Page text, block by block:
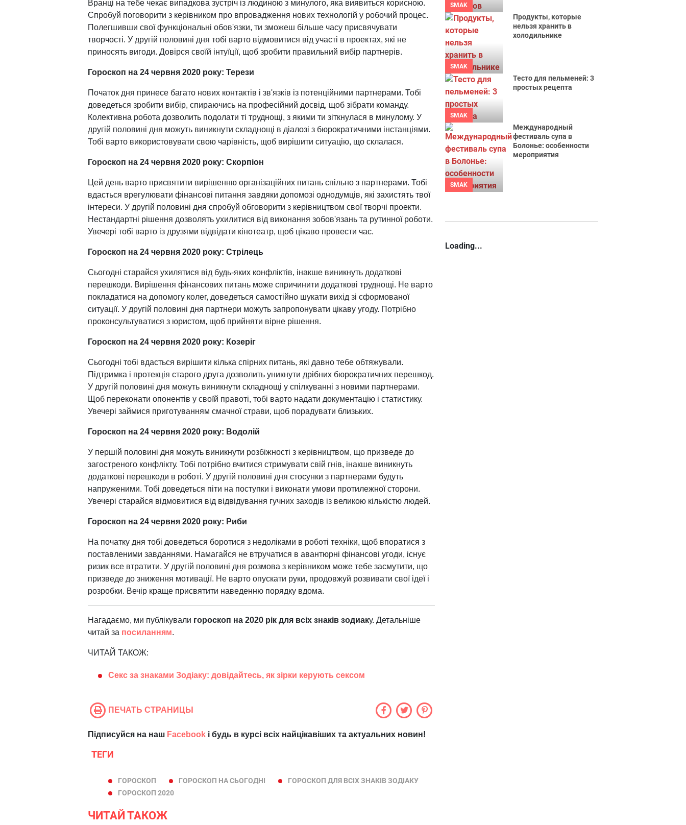
Вранці на тебе чекає випадкова зустріч із людиною з минулого, яка виявиться корисною.
Спробуй поговорити з керівником про впровадження нових технологій у робочий процес.
Полегшивши свої функціональні обов'язки, ти зможеш більше часу присвячувати
творчості. У другій половині дня тобі варто відмовитися від участі в проектах, які не
приносять вигоди. Довірся своїй інтуїції, щоб зробити правильний вибір партнерів.
Гороскоп на 24 червня 2020 року: Терези
Початок дня принесе багато нових контактів і зв'язків із потенційними партнерами. Тобі
доведеться зробити вибір, спираючись на професійний досвід, щоб зібрати команду.
Колективна робота дозволить подолати ті труднощі, з якими ти зіткнулася в минулому. У
другій половині дня можуть виникнути складнощі в діалозі з бюрократичними інстанціями.
Тобі варто використовувати свою чарівність, щоб вирішити ситуацію, що склалася.
Гороскоп на 24 червня 2020 року: Скорпіон
Цей день варто присвятити вирішенню організаційних питань спільно з партнерами. Тобі
вдасться врегулювати фінансові питання завдяки допомозі однодумців, які захистять твої
інтереси. У другій половині дня спробуй обговорити з керівництвом свої творчі проекти.
Нестандартні рішення дозволять ухилитися від виконання зобов'язань та рутинної роботи.
Увечері тобі варто із друзями відвідати кінотеатр, щоб цікаво провести час.
Гороскоп на 24 червня 2020 року: Стрілець
Сьогодні старайся ухилятися від будь-яких конфліктів, інакше виникнуть додаткові
перешкоди. Вирішення фінансових питань може спричинити додаткові труднощі. Не варто
покладатися на допомогу колег, доведеться самостійно шукати вихід зі сформованої
ситуації. У другій половині дня партнери можуть запропонувати цікаву угоду. Потрібно
проконсультуватися з юристом, щоб прийняти вірне рішення.
Гороскоп на 24 червня 2020 року: Козеріг
Сьогодні тобі вдасться вирішити кілька спірних питань, які давно тебе обтяжували.
Підтримка і протекція старого друга дозволить уникнути дрібних бюрократичних перешкод.
У другій половині дня можуть виникнути складнощі у спілкуванні з новими партнерами.
Щоб переконати опонентів у своїй правоті, тобі варто надати документацію і статистику.
Увечері займися приготуванням смачної страви, щоб порадувати близьких.
Гороскоп на 24 червня 2020 року: Водолій
У першій половині дня можуть виникнути розбіжності з керівництвом, що призведе до
загостреного конфлікту. Тобі потрібно вчитися стримувати свій гнів, інакше виникнуть
додаткові перешкоди в роботі. У другій половині дня стосунки з партнерами будуть
напруженими. Тобі доведеться піти на поступки і виконати умови протилежної сторони.
Увечері старайся відмовитися від відвідування гучних заходів із великою кількістю людей.
Гороскоп на 24 червня 2020 року: Риби
На початку дня тобі доведеться боротися з недоліками в роботі техніки, щоб впоратися з
поставленими завданнями. Намагайся не втручатися в авантюрні фінансові угоди, існує
ризик все втратити. У другій половині дня розмова з керівником може тебе засмутити, що
призведе до зниження мотивації. Не варто опускати руки, продовжуй розвивати свої ідеї і
розробки. Вечір краще присвятити наведенню порядку вдома.
Нагадаємо, ми публікували гороскоп на 2020 рік для всіх знаків зодиаку. Детальніше
читай за посиланням.
ЧИТАЙ ТАКОЖ:
Секс за знаками Зодіаку: довідайтесь, як зірки керують сексом
ПЕЧАТЬ СТРАНИЦЫ
Підписуйся на наш Facebook і будь в курсі всіх найцікавіших та актуальних новин!
ТЕГИ
ГОРОСКОП ГОРОСКОП НА СЬОГОДНІ
ГОРОСКОП ДЛЯ ВСІХ ЗНАКІВ ЗОДІАКУ
ГОРОСКОП 2020
ЧИТАЙ ТАКОЖ
SMAK
SMAK
Продукты, которые
нельзя хранить в
холодильнике
SMAK
Тесто для пельменей: 3
простых рецепта
SMAK
Международный
фестиваль супа в
Болонье: особенности
мероприятия
Loading...